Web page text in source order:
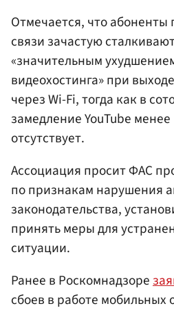
Отмечается, что абоненты
связи зачастую
«значительным
видеохостинга» при
через Wi-Fi, тогда как в
замедление YouTube
отсутствует.
Ассоциация просит ФАС
по признакам нарушения
законодательства,
принять меры для
ситуации.
Ранее в Роскомнадзоре
сбоев в работе мобильных